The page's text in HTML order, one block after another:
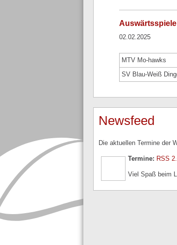
Auswärtsspiele
02.02.2025
MTV Mo-hawks
SV Blau-Weiß
Newsfeed
Die aktuellen Termine der
Termine: RSS
Viel Spaß beim